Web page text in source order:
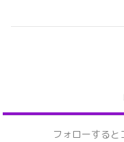
フォローすると